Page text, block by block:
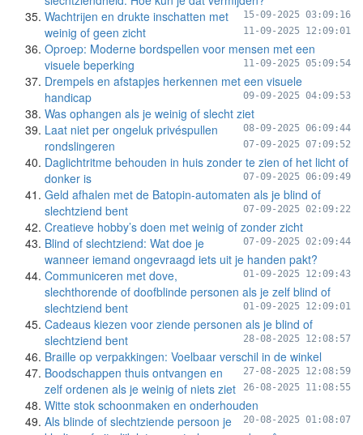
15-09-2025 03:09:16
Wachtrijen en drukte inschatten met
weinig of geen zicht
11-09-2025 12:09:01
Oproep: Moderne bordspellen voor mensen met een
visuele beperking
11-09-2025 05:09:54
Drempels en afstapjes herkennen met een visuele
handicap
09-09-2025 04:09:53
Was ophangen als je weinig of slecht ziet
08-09-2025 06:09:44
Laat niet per ongeluk privéspullen
rondslingeren
07-09-2025 07:09:52
Daglichtritme behouden in huis zonder te zien of het licht of
donker is
07-09-2025 06:09:49
Geld afhalen met de Batopin-automaten als je blind of
slechtziend bent
07-09-2025 02:09:22
Creatieve hobby’s doen met weinig of zonder zicht
07-09-2025 02:09:44
Blind of slechtziend: Wat doe je
wanneer iemand ongevraagd iets uit je handen pakt?
01-09-2025 12:09:43
Communiceren met dove,
slechthorende of doofblinde personen als je zelf blind of
slechtziend bent
01-09-2025 12:09:01
Cadeaus kiezen voor ziende personen als je blind of
slechtziend bent
28-08-2025 12:08:57
Braille op verpakkingen: Voelbaar verschil in de winkel
27-08-2025 12:08:59
Boodschappen thuis ontvangen en
zelf ordenen als je weinig of niets ziet
26-08-2025 11:08:55
Witte stok schoonmaken en onderhouden
20-08-2025 01:08:07
Als blinde of slechtziende persoon je